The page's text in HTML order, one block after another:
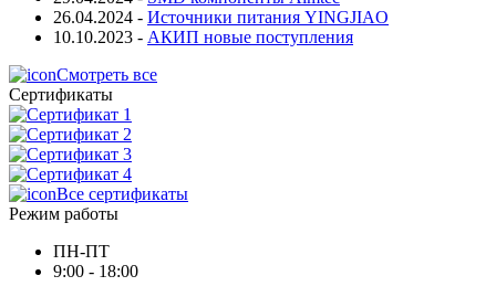
26.04.2024 - Источники питания YINGJIAO
10.10.2023 - АКИП новые поступления
Смотреть все
Сертификаты
Все сертификаты
Режим работы
ПН-ПТ
9:00 - 18:00